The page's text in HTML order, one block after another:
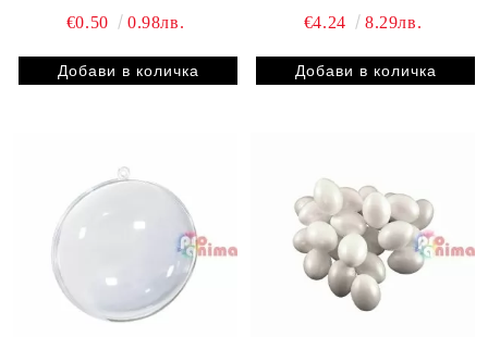
€0.50
0.98лв.
€4.24
8.29лв.